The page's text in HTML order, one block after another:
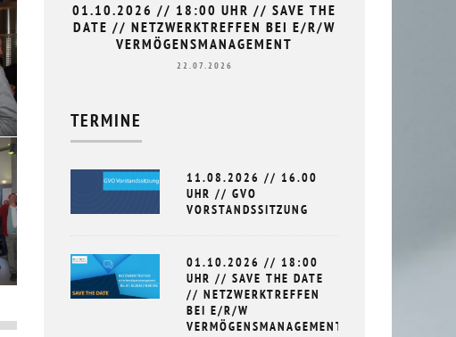
01.10.2026 // 18:00 UHR // SAVE THE
DATE // NETZWERKTREFFEN BEI E/R/W
VERMÖGENSMANAGEMENT
22.07.2026
TERMINE
11.08.2026 // 16.00
UHR // GVO
VORSTANDSSITZUNG
01.10.2026 // 18:00
UHR // SAVE THE DATE
// NETZWERKTREFFEN
BEI E/R/W
VERMÖGENSMANAGEMENT